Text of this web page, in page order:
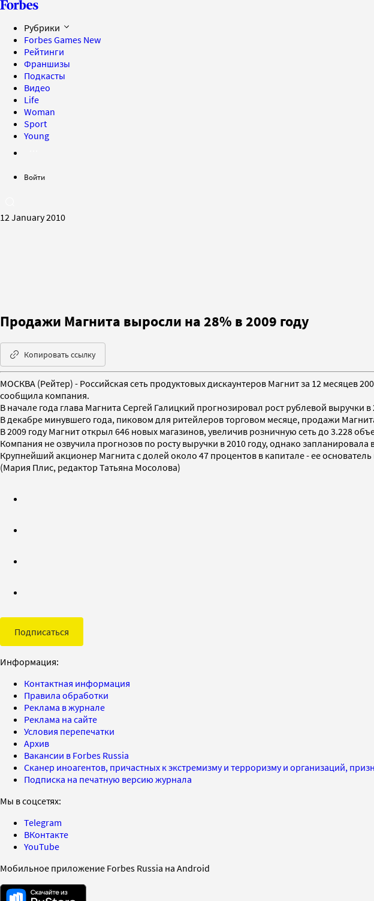
Рубрики
Forbes Games New
Рейтинги
Франшизы
Подкасты
Видео
Life
Woman
Sport
Young
Войти
12 January 2010
Продажи Магнита выросли на 28% в 2009 году
Копировать ссылку
МОСКВА (Рейтер) - Российская сеть продуктовых дискаунтеров Магнит за 12 месяцев
сообщила компания.
В начале года глава Магнита Сергей Галицкий прогнозировал рост рублевой выручки в
В декабре минувшего года, пиковом для ритейлеров торговом месяце, продажи
В 2009 году Магнит открыл 646 новых магазинов, увеличив розничную сеть до 3.228
Компания не озвучила прогнозов по росту выручки в 2010 году, однако
Крупнейший акционер Магнита с долей около 47 процентов в капитале - ее
(Мария Плис, редактор Татьяна Мосолова)
Подписаться
Информация:
Контактная информация
Правила обработки
Реклама в журнале
Реклама на сайте
Условия перепечатки
Архив
Вакансии в Forbes Russia
Сканер иноагентов, причастных к экстремизму и терроризму и организаций,
Подписка на печатную версию журнала
Мы в соцсетях:
Telegram
ВКонтакте
YouTube
Мобильное приложение Forbes Russia на Android